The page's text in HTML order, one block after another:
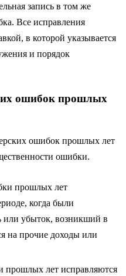
запись в том же
Все исправления
в которой указывается
и порядок
ошибок прошлых
ошибок прошлых лет
ошибки.
прошлых лет
когда были
убыток, возникший в
на прочие доходы или
лет исправляются